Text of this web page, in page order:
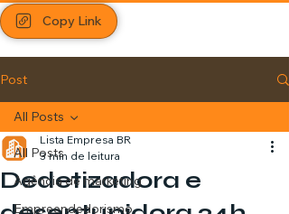
Copy Link
Post
All Posts
Agência de marketing
Empreendedorismo
All Posts
Dedetizadora e
Lista Empresa BR
3 min de leitura